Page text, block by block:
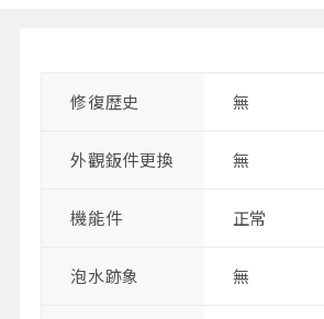
修復歴史 無
外觀鈑件更換 無
機能件 正常
泡水跡象 無